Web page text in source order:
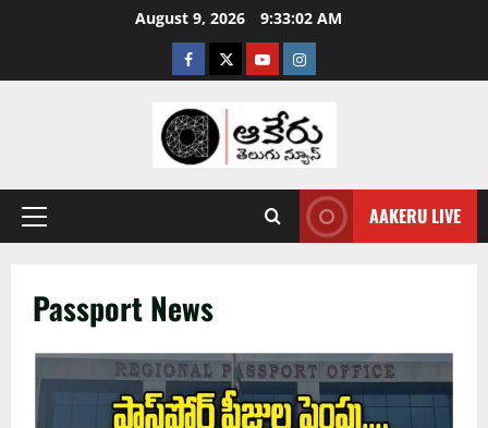
August 9, 2026 9:33:02 AM
AAKERU LIVE
Passport News